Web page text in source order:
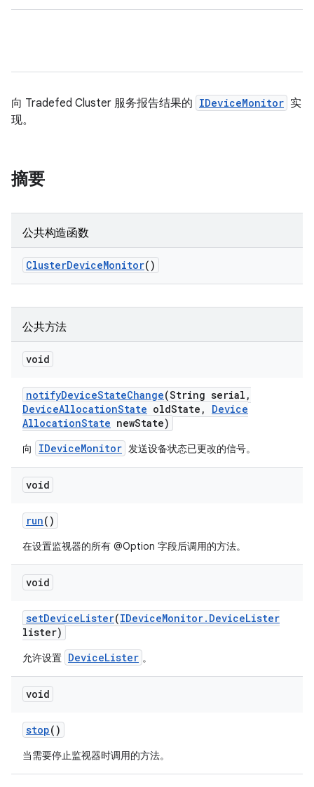
向 Tradefed Cluster 服务报告结果的 IDeviceMonitor 实
现。
摘要
公共构造函数
ClusterDeviceMonitor()
公共方法
void
notifyDeviceStateChange(String serial ,
DeviceAllocationState oldState ,
Device
AllocationState newState)
向 IDeviceMonitor 发送设备状态已更改的信号。
void
run()
在设置监视器的所有 @Option 字段后调用的方法。
void
setDeviceLister(IDeviceMonitor. DeviceLister
lister)
允许设置 DeviceLister 。
void
stop()
当需要停止监视器时调用的方法。